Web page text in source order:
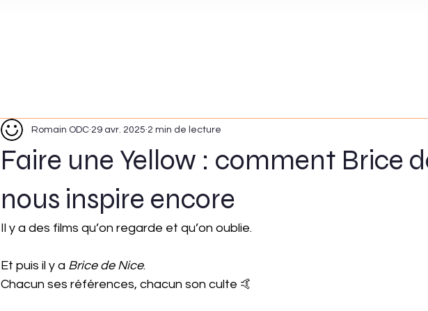
Faire une Yellow : comment Brice
nous inspire encore
Romain ODC 29 avr. 2025 2 min de lecture
Il y a des films qu’on regarde et qu’on oublie.
Et puis il y a Brice de Nice.
Chacun ses références, chacun son culte 🤙